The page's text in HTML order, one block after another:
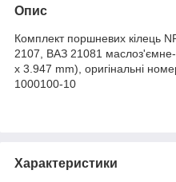
Опис
Комплект поршневих кілець
2107, ВАЗ 21081
х 3.947 mm), оригінальні
1000100-10
Характеристики